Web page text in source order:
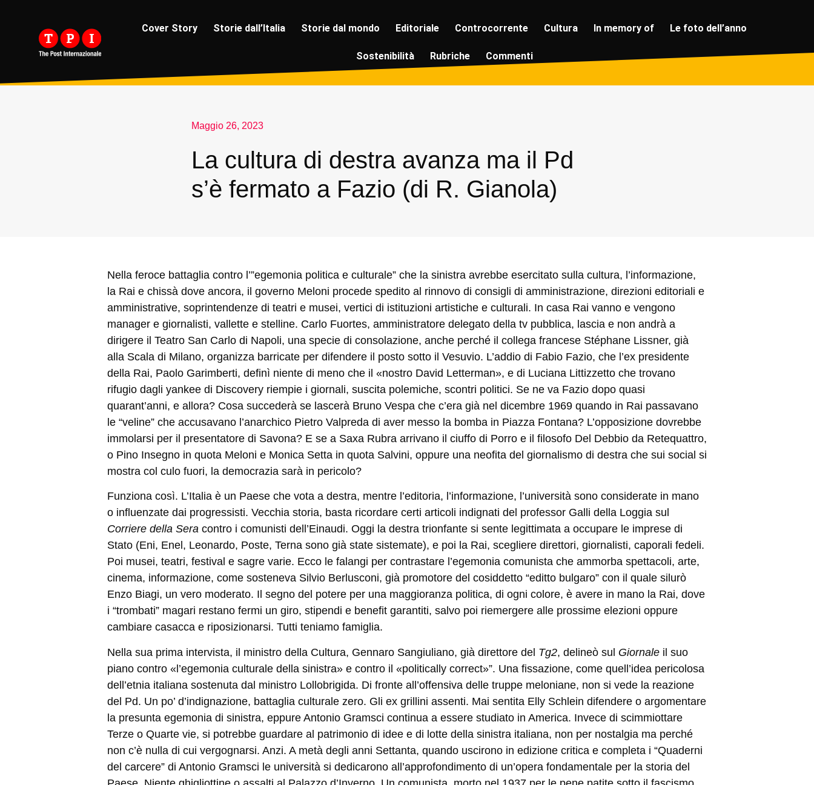
Cover Story Storie dall’Italia Storie dal mondo Editoriale Controcorrente Cultura In memory of Le foto dell’anno
Sostenibilità Rubriche Commenti
Maggio 26, 2023
La cultura di destra avanza ma il Pd
s’è fermato a Fazio (di R. Gianola)
Nella feroce battaglia contro l’”egemonia politica e culturale” che la sinistra avrebbe esercitato sulla cultura, l ’informazione,
la Rai e chissà dove ancora, il governo Meloni procede spedito al rinnovo di consigli di amministrazione, direzioni editoriali e
amministrative, soprintendenze di teatri e musei, vertici di istituzioni artistiche e culturali. In casa Rai vanno e vengono
manager e giornalisti, vallette e stelline. Carlo Fuortes, amministratore delegato della tv pubblica, lascia e non andrà a
dirigere il Teatro San Carlo di Napoli, una specie di consolazione, anche perché il collega francese Stéphane Lissner, già
alla Scala di Milano, organizza barricate per difendere il posto sotto il Vesuvio. L’addio di Fabio Fazio, che l ’ex presidente
della Rai, Paolo Garimberti, definì niente di meno che il «nostro David Letterman», e di Luciana Littizzetto che trovano
rifugio dagli yankee di Discovery riempie i giornali, suscita polemiche, scontri politici. Se ne va Fazio dopo quasi
quarant’anni, e allora? Cosa succederà se lascerà Bruno Vespa che c’era già nel dicembre 1969 quando in Rai passavano
le “veline” che accusavano l ’anarchico Pietro Valpreda di aver messo la bomba in Piazza Fontana? L’opposizione dovrebbe
immolarsi per il presentatore di Savona? E se a Saxa Rubra arrivano il ciuffo di Porro e il filosofo Del Debbio da Retequattro,
o Pino Insegno in quota Meloni e Monica Setta in quota Salvini, oppure una neofita del giornalismo di destra che sui social si
mostra col culo fuori, la democrazia sarà in pericolo?
Funziona così. L’Italia è un Paese che vota a destra, mentre l ’editoria, l ’informazione, l ’università sono considerate in mano
o influenzate dai progressisti. Vecchia storia, basta ricordare certi articoli indignati del professor Galli della Loggia sul
Corriere della Sera contro i comunisti dell ’Einaudi. Oggi la destra trionfante si sente legittimata a occupare le imprese di
Stato (Eni, Enel, Leonardo, Poste, Terna sono già state sistemate), e poi la Rai, scegliere direttori, giornalisti, caporali fedeli.
Poi musei, teatri, festival e sagre varie. Ecco le falangi per contrastare l ’egemonia comunista che ammorba spettacoli, arte,
cinema, informazione, come sosteneva Silvio Berlusconi, già promotore del cosiddetto “editto bulgaro” con il quale silurò
Enzo Biagi, un vero moderato. Il segno del potere per una maggioranza politica, di ogni colore, è avere in mano la Rai, dove
i “trombati” magari restano fermi un giro, stipendi e benefit garantiti, salvo poi riemergere alle prossime elezioni oppure
cambiare casacca e riposizionarsi. Tutti teniamo famiglia.
Nella sua prima intervista, il ministro della Cultura, Gennaro Sangiuliano, già direttore del Tg2, delineò sul Giornale il suo
piano contro «l’egemonia culturale della sinistra» e contro il «politically correct»”. Una fissazione, come quell’idea pericolosa
dell’etnia italiana sostenuta dal ministro Lollobrigida. Di fronte all’offensiva delle truppe meloniane, non si vede la reazione
del Pd. Un po’ d’indignazione, battaglia culturale zero. Gli ex grillini assenti. Mai sentita Elly Schlein difendere o argomentare
la presunta egemonia di sinistra, eppure Antonio Gramsci continua a essere studiato in America. Invece di scimmiottare
Terze o Quarte vie, si potrebbe guardare al patrimonio di idee e di lotte della sinistra italiana, non per nostalgia ma perché
non c’è nulla di cui vergognarsi. Anzi. A metà degli anni Settanta, quando uscirono in edizione critica e completa i “Quaderni
del carcere” di Antonio Gramsci le università si dedicarono all’approfondimento di un’opera fondamentale per la storia del